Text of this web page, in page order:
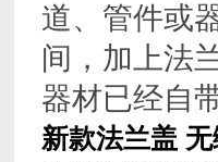
道、管件或
间，加上法
器材已经自
新款法兰盖